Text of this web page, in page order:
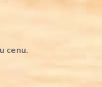
cenu.